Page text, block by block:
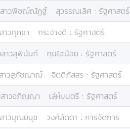
าวพิชญ์ณัฏฐ์ สุวรรณเลิศ : รัฐศาสตร์
าวศุภชา กระจ่างดี : รัฐศาสตร์
าวสุพินันท์ ทุนไฮน้อย : รัฐศาสตร์
วสุภัชญาณ์ จิตติภัสสร : รัฐศาสตร์
าวอภิญญา เล่ห์มนตรี : รัฐศาสตร์
าวบุณยนุช วงศ์ลัดดา : การจัดการ